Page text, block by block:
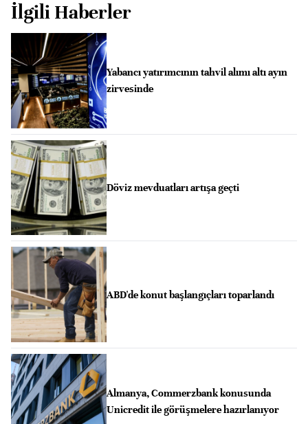
İlgili Haberler
Yabancı yatırımcının tahvil alımı altı ayın
zirvesinde
Döviz mevduatları artışa geçti
ABD'de konut başlangıçları toparlandı
Almanya, Commerzbank konusunda
Unicredit ile görüşmelere hazırlanıyor